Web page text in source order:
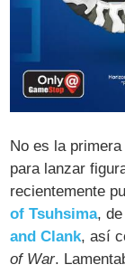
No es la
para lanzar
recientemente
of Tsuhsima,
and Clank, así
of War.